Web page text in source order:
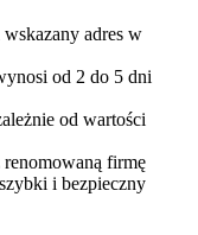
wskazany adres w
od 2 do 5 dni
od wartości
renomowaną firmę
i bezpieczny